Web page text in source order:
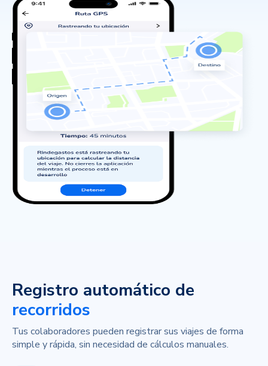
Registro automático de
recorridos
Tus colaboradores pueden registrar sus viajes de forma
simple yrápida, sin necesidad de cálculos manuales.